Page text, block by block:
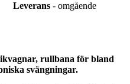
Leverans - omgående
rullbana för bland
svängningar.